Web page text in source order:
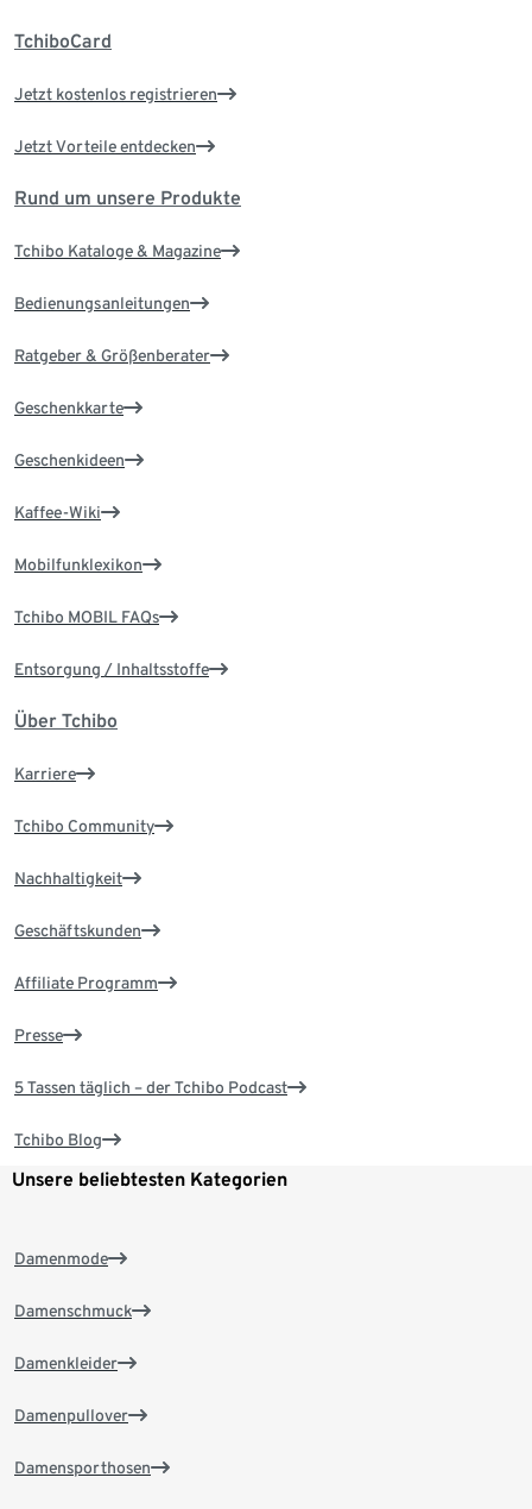
TchiboCard
Jetzt kostenlos registrieren
Jetzt Vorteile entdecken
Rund um unsere Produkte
Tchibo Kataloge & Magazine
Bedienungsanleitungen
Ratgeber & Größenberater
Geschenkkarte
Geschenkideen
Kaffee-Wiki
Mobilfunklexikon
Tchibo MOBIL FAQs
Entsorgung / Inhaltsstoffe
Über Tchibo
Karriere
Tchibo Community
Nachhaltigkeit
Geschäftskunden
Affiliate Programm
Presse
5 Tassen täglich – der Tchibo Podcast
Tchibo Blog
Unsere beliebtesten Kategorien
Damenmode
Damenschmuck
Damenkleider
Damenpullover
Damensporthosen